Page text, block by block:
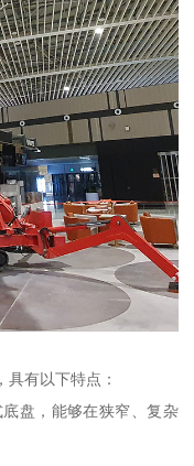
有以下特点：
盘，能够在狭窄、复杂